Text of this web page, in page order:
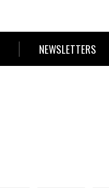
NEWSLETTERS